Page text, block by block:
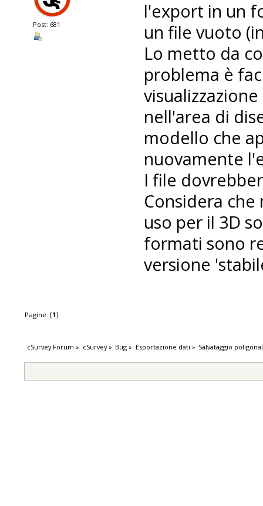
Post: 681
l'export in un
un file vuoto
Lo metto da
problema è
nell'area di
modello che
nuovamente
I file
Considera
uso per il 3D
formati sono
versione
Pagine: [1]
cSurvey Forum » cSurvey» Bug » Esportazione dati » Salvataggio